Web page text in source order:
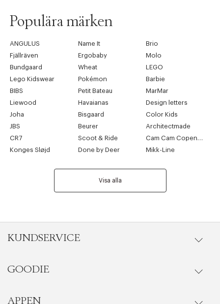
Populära märken
ANGULUS Name It
Brio
Fjällräven
Ergobaby
Molo
Bundgaard
Wheat
LEGO
Lego Kidswear
Pokémon
Barbie
BIBS
Petit Bateau
MarMar
Liewood
Havaianas
Design letters
Joha
Bisgaard
Color Kids
JBS
Beurer
Architectmade
CR7
Scoot & Ride
Cam Cam Copenhagen
Konges Sløjd
Done by Deer Mikk-Line
Visa alla
KUNDSERVICE
Onlineköp
Orderstatus
GOODIE
Förmåner
APPEN